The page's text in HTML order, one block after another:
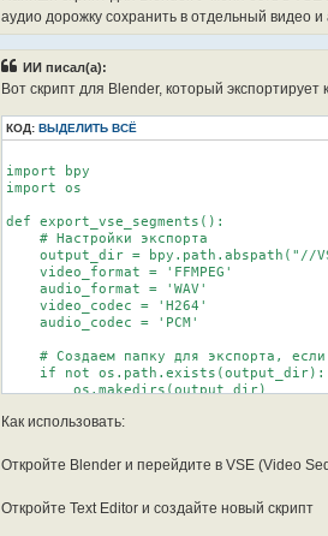
аудио дорожку сохранить в отдельный видео
ИИ писал(а):
Вот скрипт для Blender, который
КОД: ВЫДЕЛИТЬ ВСЁ
import bpy
import os
def export_vse_segments():
    # Настройки экспорта
output_dir = bpy.path.abspath("//
    video_format = 'FFMPEG'
    audio_format = 'WAV'
    video_codec = 'H264'
    audio_codec = 'PCM'
# Создаем папку для экспорта, если
    if not os.path.exists(output_dir):
        os.makedirs(output_dir)
    # Получаем последовательность
    seq_editor = scene.sequence_editor
print("No sequence editor
Как использовать:
Откройте Blender и перейдите в VSE (Video
Откройте Text Editor и создайте новый скрипт